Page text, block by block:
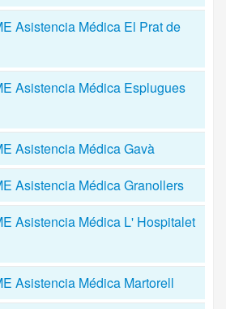
Asistencia Médica El Prat de
Asistencia Médica Esplugues
Asistencia Médica Gavà
Asistencia Médica Granollers
Asistencia Médica L' Hospitalet
Asistencia Médica Martorell